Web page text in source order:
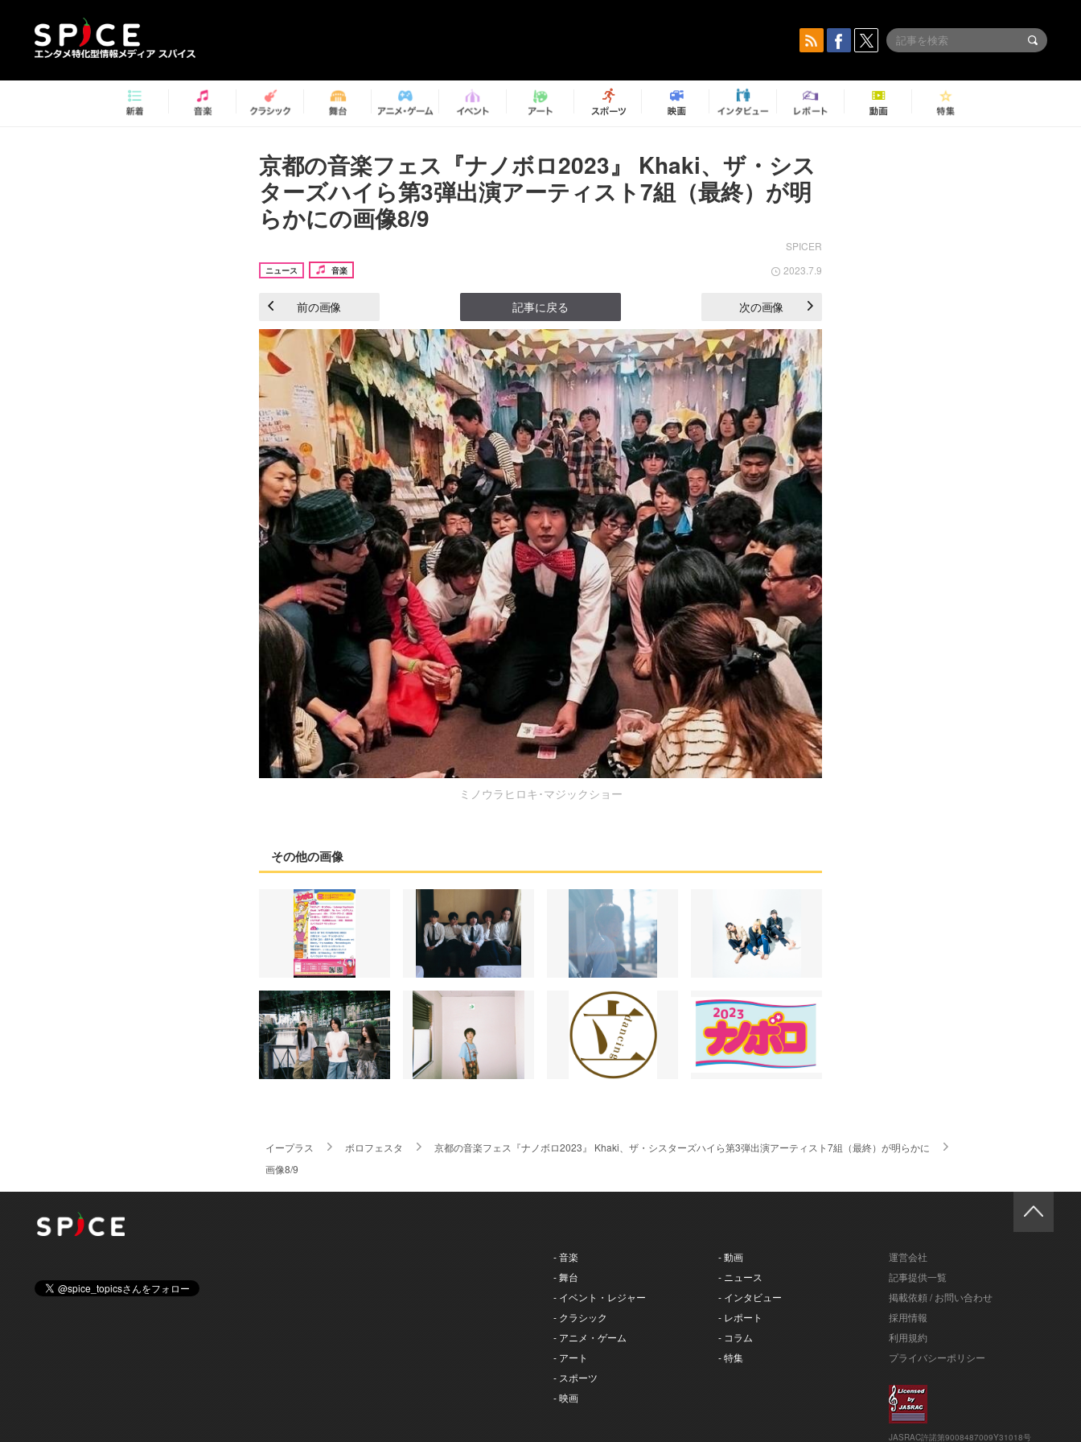
京都の音楽フェス『ナノボロ2023』 Khaki、ザ・シス
ターズハイら第3弾出演アーティスト7組（最終）が明
らかにの画像8/9
SPICER
ニュース 音楽 2023.7.9
前の画像 記事に戻る 次の画像
ミノウラヒロキ･マジックショー
その他の画像
イープラス ボロフェスタ
京都の音楽フェス『ナノボロ2023』 Khaki、ザ・シスターズハイら第3弾出演アーティスト7組（最終）が明らかに
画像8/9
- 音楽
- 舞台
- イベント・レジャー
- クラシック
- アニメ・ゲーム
- アート
- スポーツ
- 映画
- 動画
- ニュース
- インタビュー
- レポート
- コラム
- 特集
運営会社
記事提供一覧
掲載依頼 / お問い合わせ
採用情報
利用規約
プライバシーポリシー
JASRAC許諾第9008487009Y31018号